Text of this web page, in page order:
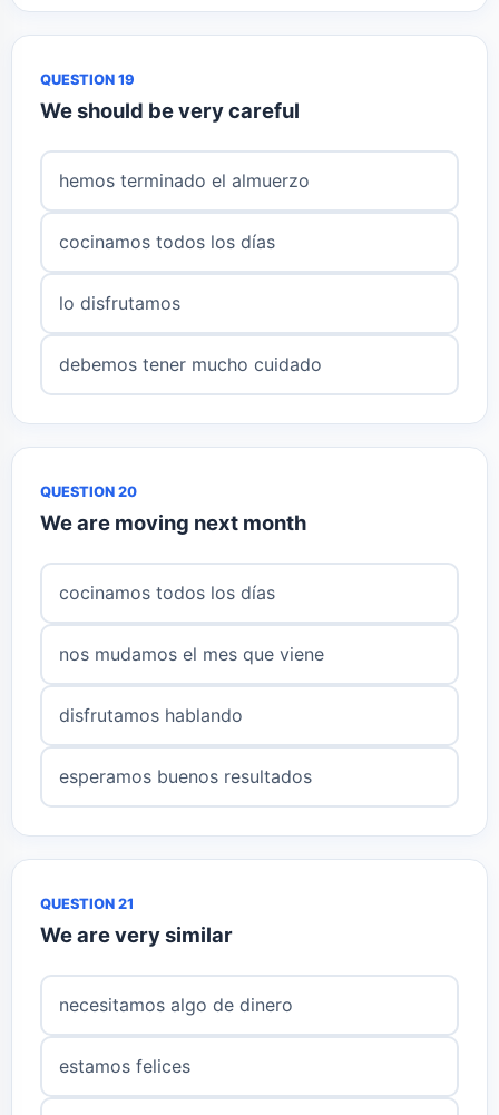
QUESTION 19
We should be very careful
hemos terminado el almuerzo
cocinamos todos los días
lo disfrutamos
debemos tener mucho cuidado
QUESTION 20
We are moving next month
cocinamos todos los días
nos mudamos el mes que viene
disfrutamos hablando
esperamos buenos resultados
QUESTION 21
We are very similar
necesitamos algo de dinero
estamos felices